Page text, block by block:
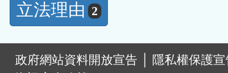
立法理由 2
政府網站資料開放宣告
隱私權保護